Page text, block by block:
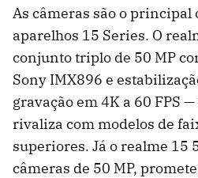
As câmeras são o principal
aparelhos 15 Series. O
conjunto triplo de 50 MP
Sony IMX896 e
gravação em 4K a 60 FPS
rivaliza com modelos de
superiores. Já o realme 15
câmeras de 50 MP,